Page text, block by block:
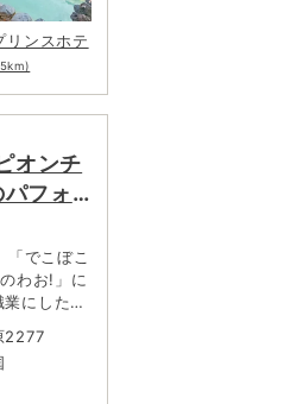
リンスホテ
オンチ
フォ
教室
「でこぼこ
わお!」に
にしたプ
いるプロ
るパフォ
夏休みの
数々を見
2277